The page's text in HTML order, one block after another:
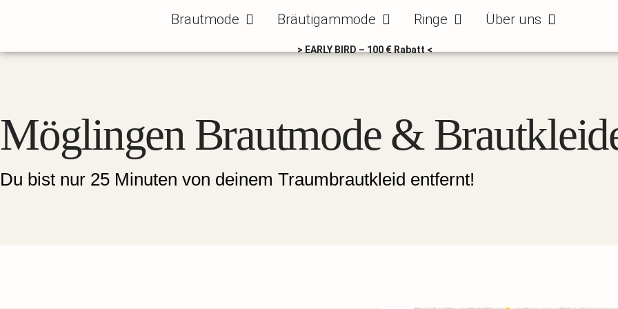
Brautmode Öffne Brautmode
Bräutigammode Öffne Bräutigammode
Ringe Öffne RingeÜber uns Öffne Über uns
> EARLY BIRD – 100 € Rabatt <
Möglingen Brautmode &
Du bist nur 25 Minuten von deinem Traumbrautkleid entfernt!